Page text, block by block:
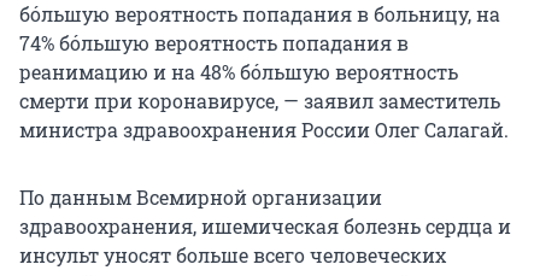
бóльшую вероятность попадания в больницу, на
74% бóльшую вероятность попадания в
реанимацию и на 48% бóльшую вероятность
смерти при коронавирусе, — заявил заместитель
министра здравоохранения России Олег Салагай.
По данным Всемирной организации
здравоохранения, ишемическая болезнь сердца и
инсульт уносят больше всего человеческих